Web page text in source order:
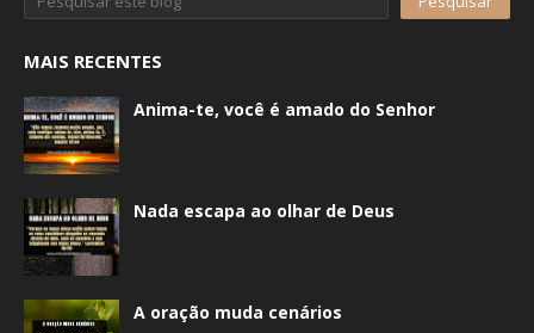
MAIS RECENTES
Anima-te, você é amado do Senhor
Nada escapa ao olhar de Deus
A oração muda cenários